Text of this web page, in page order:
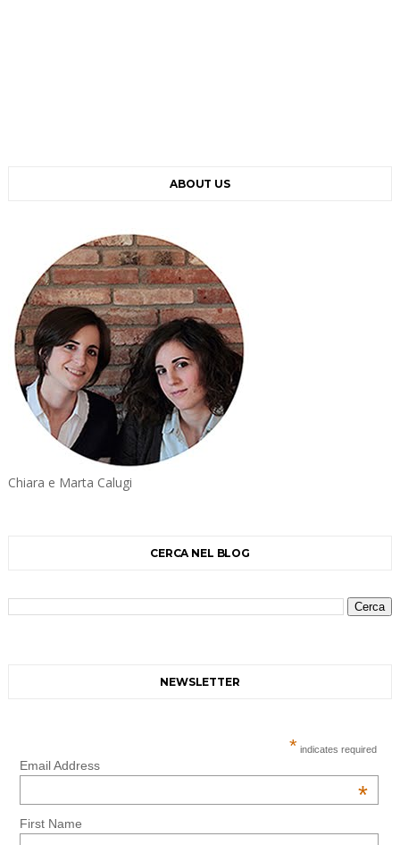
ABOUT US
Chiara e Marta Calugi
CERCA NEL BLOG
NEWSLETTER
* indicates required
Email Address
*
First Name